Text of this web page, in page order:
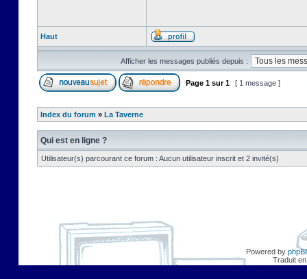
Haut
Afficher les messages publiés depuis :
Page 1 sur1 [ 1 message ]
Index du forum » La Taverne
Qui est en ligne ?
Utilisateur(s) parcourant ce forum : Aucun utilisateur inscrit et 2 invité(s)
Powered by
Traduit